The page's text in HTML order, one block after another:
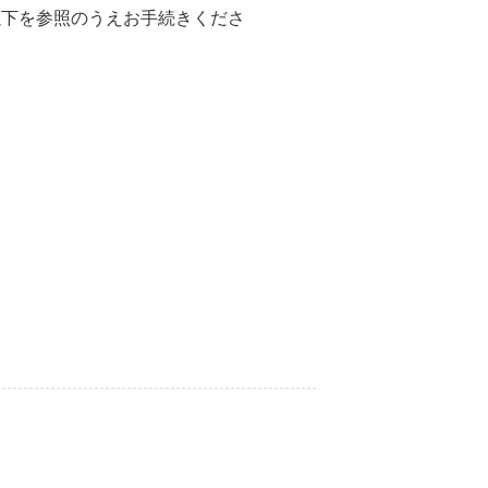
を参照のうえお手続きくださ